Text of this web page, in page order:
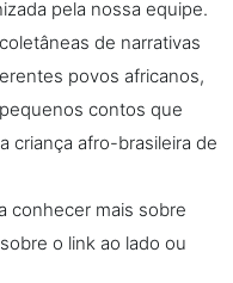
pela nossa equipe.
de narrativas
povos africanos,
contos que
criança afro-brasileira de
conhecer mais sobre
o link ao lado ou